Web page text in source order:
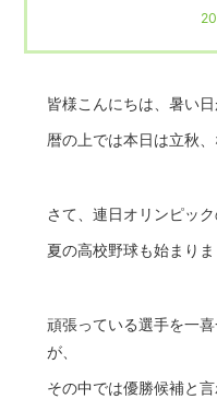
皆様こんにちは、暑い
暦の上では本日は立秋
さて、連日オリンピッ
夏の高校野球も始まりま
頑張っている選手を一
が、
その中では優勝候補と